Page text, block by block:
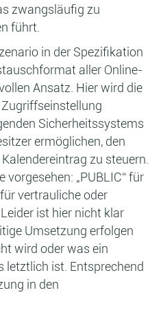
zwangsläufig zu
führt.
in der Spezifikation
aller Online-
Ansatz. Hier wird die
Sicherheitssystems
ermöglichen, den
zu steuern.
vorgesehen: „PUBLIC“ für
vertrauliche oder
Leider ist hier nicht klar
Umsetzung erfolgen
wird oder was ein
letztlich ist. Entsprechend
in den